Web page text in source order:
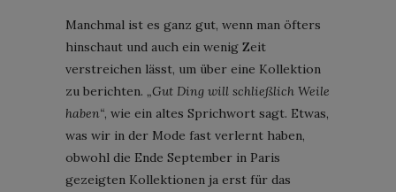
Manchmal ist es ganz gut, wenn man öfters
hinschaut und auch ein wenig Zeit
verstreichen lässt, um über eine Kollektion
zu berichten. „Gut Ding will schließlich Weile
haben“, wie ein altes Sprichwort sagt. Etwas,
was wir in der Mode fast verlernt haben,
obwohl die Ende September in Paris
gezeigten Kollektionen ja erst für das